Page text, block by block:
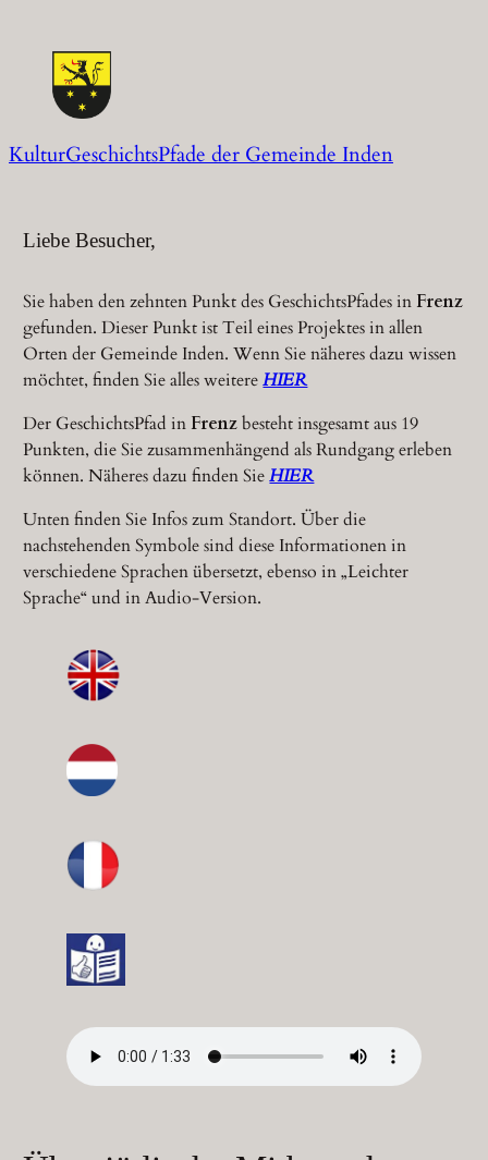
Inhalt
springen
KulturGeschichtsPfade der Gemeinde Inden
Liebe Besucher,
Sie haben den zehnten Punkt des GeschichtsPfades inFrenz
gefunden. Dieser Punkt ist Teil eines Projektes in allen
Orten der Gemeinde Inden. Wenn Sie näheres dazu wissen
möchtet, finden Sie alles weitereHIER
Der GeschichtsPfad inFrenzbesteht insgesamt aus 19
Punkten, die Sie zusammenhängend als Rundgang erleben
können. Näheres dazu finden SieHIER
Unten finden Sie Infos zum Standort. Über die
nachstehenden Symbole sind diese Informationen in
verschiedene Sprachen übersetzt, ebenso in „Leichter
Sprache“ und in Audio-Version.